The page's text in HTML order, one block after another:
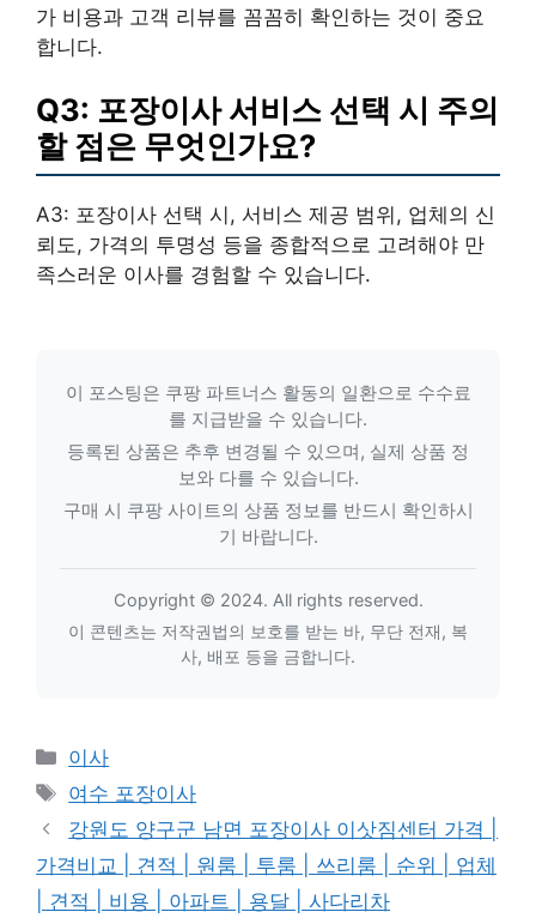
가 비용과 고객 리뷰를 꼼꼼히 확인하는 것이 중요
합니다.
Q3: 포장이사 서비스 선택 시 주의
할 점은 무엇인가요?
A3: 포장이사 선택 시, 서비스 제공 범위, 업체의 신
뢰도, 가격의 투명성 등을 종합적으로 고려해야 만
족스러운 이사를 경험할 수 있습니다.
이 포스팅은 쿠팡 파트너스 활동의 일환으로 수수료
를 지급받을 수 있습니다.
등록된 상품은 추후 변경될 수 있으며, 실제 상품 정
보와 다를 수 있습니다.
구매 시 쿠팡 사이트의 상품 정보를 반드시 확인하시
기 바랍니다.
Copyright © 2024. All rights reserved.
이 콘텐츠는 저작권법의 보호를 받는 바, 무단 전재, 복
사, 배포 등을 금합니다.
카
테
리
이사
태
그
여수 포장이사
강원도 양구군 남면 포장이사 이삿짐센터 가격 |
가격비교 | 견적 | 원룸 | 투룸 | 쓰리룸 | 순위 | 업체
| 견적 | 비용 | 아파트 | 용달 | 사다리차